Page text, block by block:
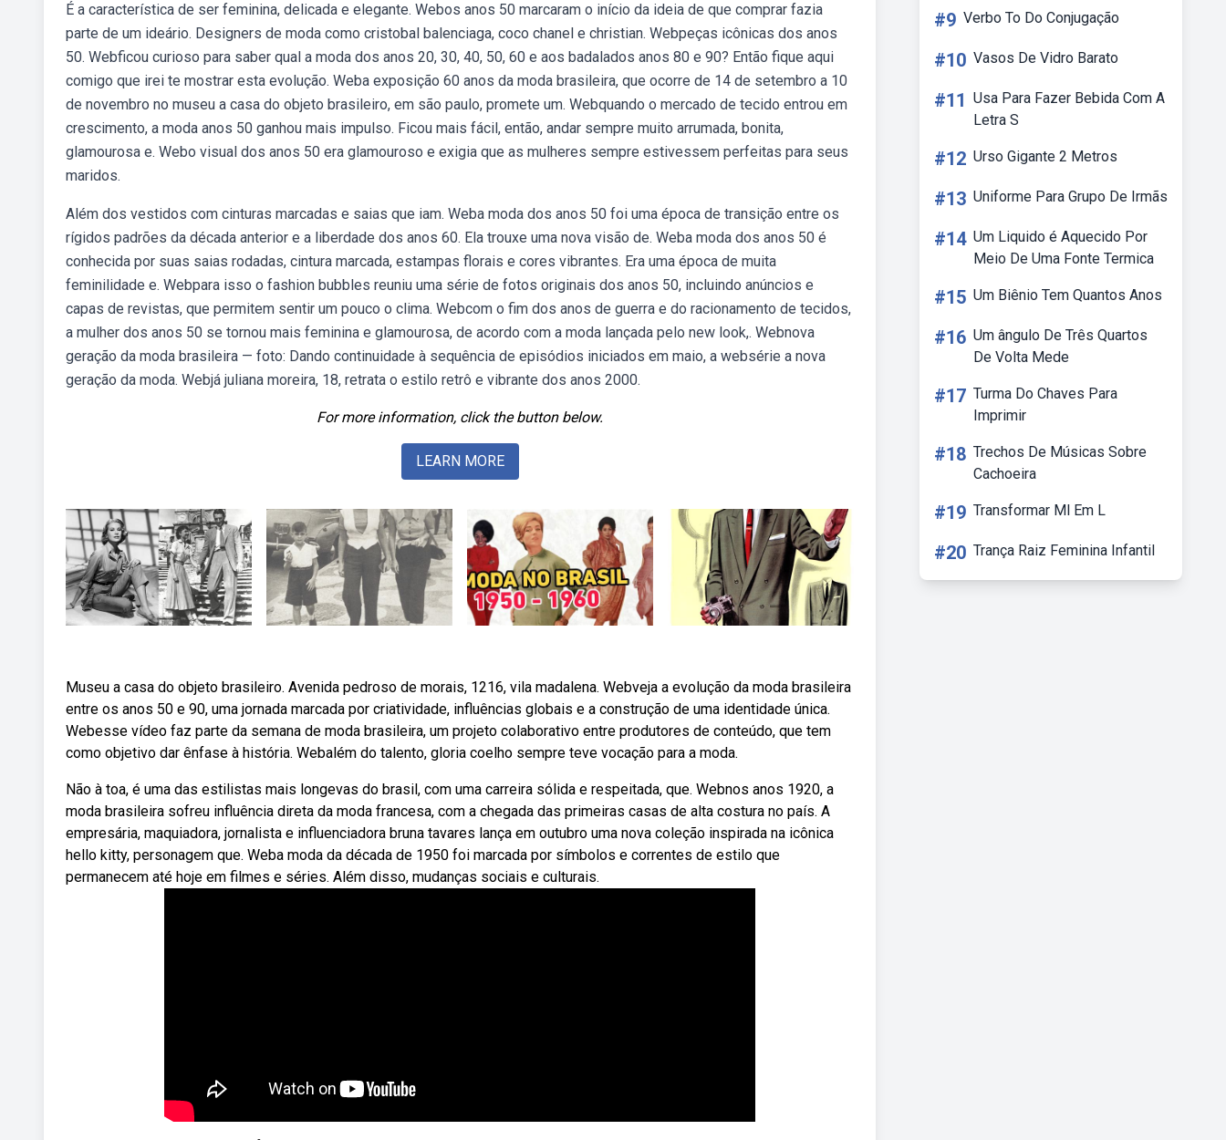
É a característica de ser feminina, delicada e elegante. Webos anos 50 marcaram o início da ideia de que comprar fazia
parte de um ideário. Designers de moda como cristobal balenciaga, coco chanel e christian. Webpeças icônicas dos anos
50. Webficou curioso para saber qual a moda dos anos 20, 30, 40, 50, 60 e aos badalados anos 80 e 90? Então fique aqui
comigo que irei te mostrar esta evolução. Weba exposição 60 anos da moda brasileira, que ocorre de 14 de setembro a 10
de novembro no museu a casa do objeto brasileiro, em são paulo, promete um. Webquando o mercado de tecido entrou em
crescimento, a moda anos 50 ganhou mais impulso. Ficou mais fácil, então, andar sempre muito arrumada, bonita,
glamourosa e. Webo visual dos anos 50 era glamouroso e exigia que as mulheres sempre estivessem perfeitas para seus
maridos.
Além dos vestidos com cinturas marcadas e saias que iam. Weba moda dos anos 50 foi uma época de transição entre os
rígidos padrões da década anterior e a liberdade dos anos 60. Ela trouxe uma nova visão de. Weba moda dos anos 50 é
conhecida por suas saias rodadas, cintura marcada, estampas florais e cores vibrantes. Era uma época de muita
feminilidade e. Webpara isso o fashion bubbles reuniu uma série de fotos originais dos anos 50, incluindo anúncios e
capas de revistas, que permitem sentir um pouco o clima. Webcom o fim dos anos de guerra e do racionamento de tecidos,
a mulher dos anos 50 se tornou mais feminina e glamourosa, de acordo com a moda lançada pelo new look,. Webnova
geração da moda brasileira — foto: Dando continuidade à sequência de episódios iniciados em maio, a websérie a nova
geração da moda. Webjá juliana moreira, 18, retrata o estilo retrô e vibrante dos anos 2000.
For more information, click the button below.
LEARN MORE
Museu a casa do objeto brasileiro. Avenida pedroso de morais, 1216, vila madalena. Webveja a evolução da moda brasileira
entre os anos 50 e 90, uma jornada marcada por criatividade, influências globais e a construção de uma identidade única.
Webesse vídeo faz parte da semana de moda brasileira, um projeto colaborativo entre produtores de conteúdo, que tem
como objetivo dar ênfase à história. Webalém do talento, gloria coelho sempre teve vocação para a moda.
Não à toa, é uma das estilistas mais longevas do brasil, com uma carreira sólida e respeitada, que. Webnos anos 1920, a
moda brasileira sofreu influência direta da moda francesa, com a chegada das primeiras casas de alta costura no país. A
empresária, maquiadora, jornalista e influenciadora bruna tavares lança em outubro uma nova coleção inspirada na icônica
hello kitty, personagem que. Weba moda da década de 1950 foi marcada por símbolos e correntes de estilo que
permanecem até hoje em filmes e séries. Além disso, mudanças sociais e culturais.
#9 Verbo To Do Conjugação
#10 Vasos De Vidro Barato
#11 Usa Para Fazer Bebida Com A
Letra S
#12 Urso Gigante 2 Metros
#13 Uniforme Para Grupo De Irmãs
#14 Um Liquido é Aquecido Por
Meio De Uma Fonte Termica
#15 Um Biênio Tem Quantos Anos
#16 Um ângulo De Três Quartos
De Volta Mede
#17 Turma Do Chaves Para
Imprimir
#18 Trechos De Músicas Sobre
Cachoeira
#19 Transformar Ml Em L
#20 Trança Raiz Feminina Infantil